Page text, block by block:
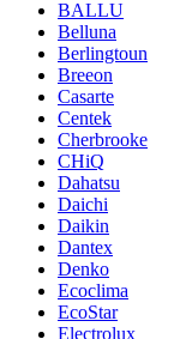
BALLU
Belluna
Berlingtoun
Breeon
Casarte
Centek
Cherbrooke
CHiQ
Dahatsu
Daichi
Daikin
Dantex
Denko
Ecoclima
EcoStar
Electrolux